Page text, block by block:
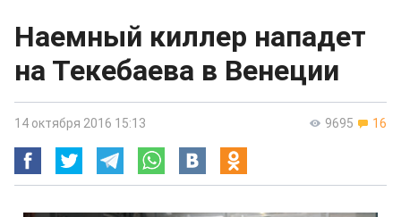
Наемный киллер нападет
на Текебаева в Венеции
9695 16
14 октября 2016 15:13